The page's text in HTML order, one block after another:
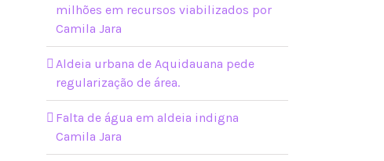
milhões em recursos viabilizados por
Camila Jara
Aldeia urbana de Aquidauana pede
regularização de área.
Falta de água em aldeia indigna
Camila Jara